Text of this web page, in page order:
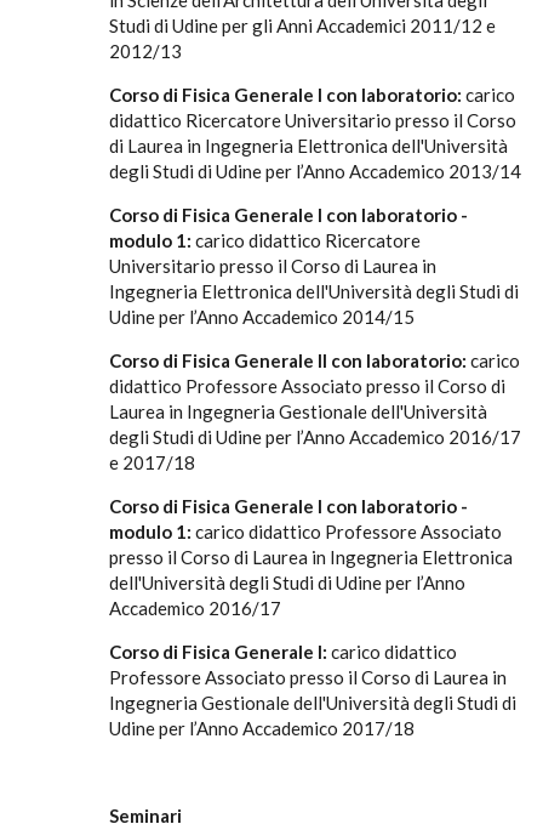
Studi di Udine per gli Anni Accademici 2011/12 e
2012/13
Corso di Fisica Generale I con laboratorio: carico
didattico Ricercatore Universitario presso il Corso
di Laurea in Ingegneria Elettronica dell'Università
degli Studi di Udine per l’Anno Accademico 2013/14
Corso di Fisica Generale I con laboratorio -
modulo 1: carico didattico Ricercatore
Universitario presso il Corso di Laurea in
Ingegneria Elettronica dell'Università degli Studi di
Udine per l’Anno Accademico 2014/15
Corso di Fisica Generale II con laboratorio: carico
didattico Professore Associato presso il Corso di
Laurea in Ingegneria Gestionale dell'Università
degli Studi di Udine per l’Anno Accademico 2016/17
e 2017/18
Corso di Fisica Generale I con laboratorio -
modulo 1: carico didattico Professore Associato
presso il Corso di Laurea in Ingegneria Elettronica
dell'Università degli Studi di Udine per l’Anno
Accademico 2016/17
Corso di Fisica Generale I: carico didattico
Professore Associato presso il Corso di Laurea in
Ingegneria Gestionale dell'Università degli Studi di
Udine per l’Anno Accademico 2017/18
Seminari